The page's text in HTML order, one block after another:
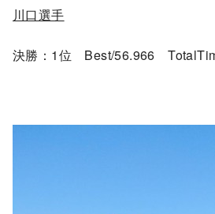
川口選手
決勝：1位 Best/56.966